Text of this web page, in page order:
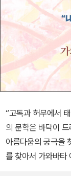
“고독과 허무에서 태
의 문학은 바닥이
아름다움의 궁극을
를 찾아서 가와바타 야스나리는 일본인으로서는 첫 번째로, 아시아에